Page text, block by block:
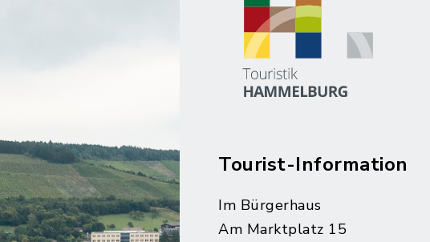
Tourist-Information
Im Bürgerhaus
Am Marktplatz 15